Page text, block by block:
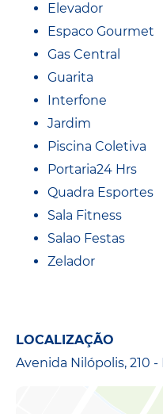
Elevador
Espaco Gourmet
Gas Central
Guarita
Interfone
Jardim
Piscina Coletiva
Portaria24 Hrs
Quadra Esportes
Sala Fitness
Salao Festas
Zelador
LOCALIZAÇÃO
Avenida Nilópolis, 210